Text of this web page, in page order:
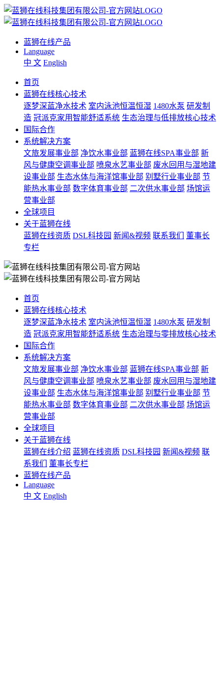
蓝狮在线产品
Language
中 文 English
首页
蓝狮在线核心技术
逐梦深蓝净水技术 室内泳池恒温恒湿 1480水泵 研发制
造 冠派克家用智能舒适系统 生态治理与低排放核心技术
国际合作
系统解决方案
文旅发展事业部 净饮水事业部 蓝狮在线SPA事业部 新
风与健康空调事业部 喷泉水艺事业部 废水回用与湿地建
设事业部 生态水体与海洋馆事业部 别墅行业事业部 节
能热水事业部 数字体育事业部 二次供水事业部 场馆运
营事业部
全球项目
关于蓝狮在线
蓝狮在线资质 DSL科技园 新闻&视频 联系我们
董事长
专栏
首页
蓝狮在线核心技术
逐梦深蓝净水技术 室内泳池恒温恒湿 1480水泵 研发制
造 冠派克家用智能舒适系统 生态治理与零排放核心技术
国际合作
系统解决方案
文旅发展事业部 净饮水事业部 蓝狮在线SPA事业部 新
风与健康空调事业部 喷泉水艺事业部 废水回用与湿地建
设事业部 生态水体与海洋馆事业部 别墅行业事业部 节
能热水事业部 数字体育事业部 二次供水事业部 场馆运
营事业部
全球项目
关于蓝狮在线
蓝狮在线介绍 蓝狮在线资质 DSL科技园 新闻&视频 联
系我们
董事长专栏
蓝狮在线产品
Language
中 文 English